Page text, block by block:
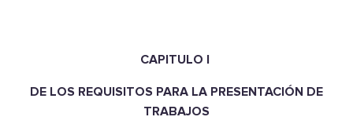
CAPITULO I
DE LOS REQUISITOS PARA LA PRESENTACIÓN DE
TRABAJOS